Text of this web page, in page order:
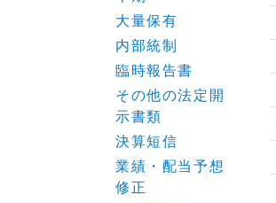
大量保有
内部統制
臨時報告書
その他の法定開
示書類
決算短信
業績・配当予想
修正